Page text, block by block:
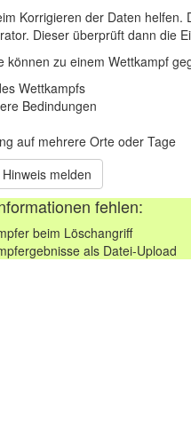
Korrigieren der Daten
Dieser überprüft dann die
können zu einem Wettkampf
Wettkampfs
Bedindungen
auf mehrere Orte oder Tage
melden
fehlen:
beim Löschangriff
als Datei-Upload